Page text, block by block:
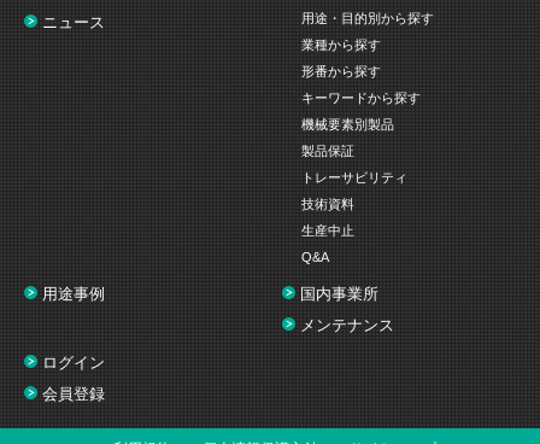
ニュース
用途・目的別から探す
業種から探す
形番から探す
キーワードから探す
機械要素別製品
製品保証
トレーサビリティ
技術資料
生産中止
Q&A
用途事例
国内事業所
メンテナンス
ログイン
会員登録